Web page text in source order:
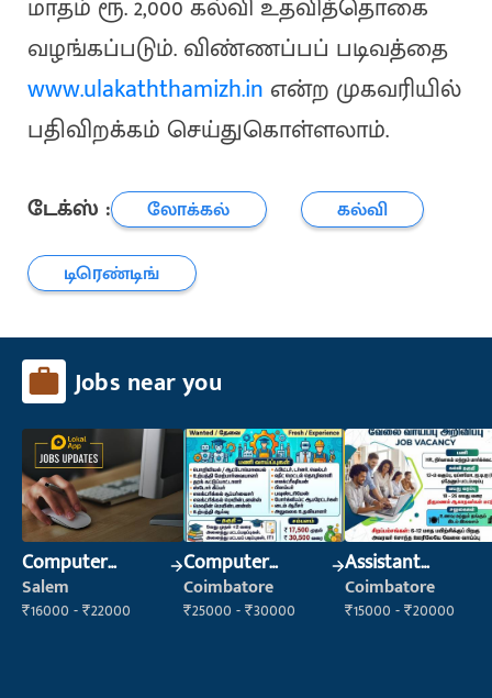
மாதம் ரூ. 2,000 கல்வி உதவித்தொகை
வழங்கப்படும். விண்ணப்பப் படிவத்தை
www.ulakaththamizh.in என்ற முகவரியில்
பதிவிறக்கம் செய்துகொள்ளலாம்.
டேக்ஸ் : லோக்கல்
கல்வி
டிரெண்டிங்
Jobs near you
Computer
Operator
Salem
₹16000 - ₹22000
Computer
Operator
Coimbatore
₹25000 - ₹30000
Assistant
Manager
Coimbatore
₹15000 - ₹20000